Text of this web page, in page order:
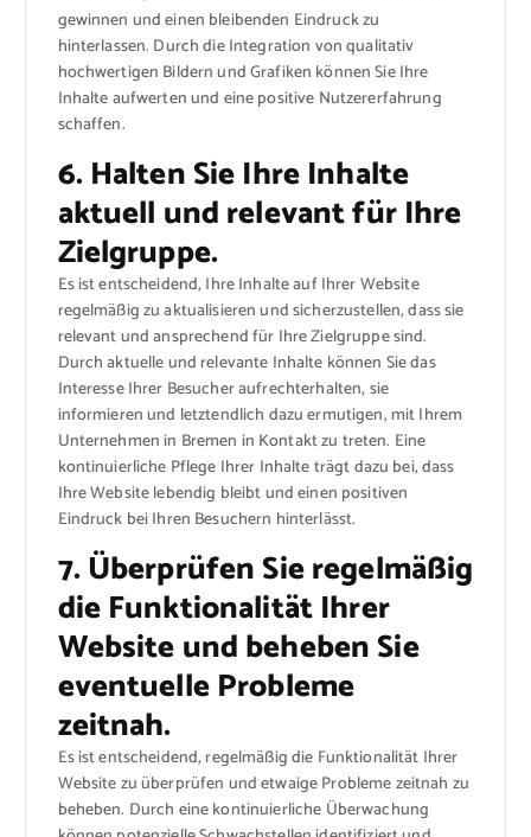
gewinnen und einen bleibenden Eindruck zu
hinterlassen. Durch die Integration von qualitativ
hochwertigen Bildern und Grafiken können Sie Ihre
Inhalte aufwerten und eine positive Nutzererfahrung
schaffen.
6. Halten Sie Ihre Inhalte
aktuell und relevant für Ihre
Zielgruppe.
Es ist entscheidend, Ihre Inhalte auf Ihrer Website
regelmäßig zu aktualisieren und sicherzustellen, dass sie
relevant und ansprechend für Ihre Zielgruppe sind.
Durch aktuelle und relevante Inhalte können Sie das
Interesse Ihrer Besucher aufrechterhalten, sie
informieren und letztendlich dazu ermutigen, mit Ihrem
Unternehmen in Bremen in Kontakt zu treten. Eine
kontinuierliche Pflege Ihrer Inhalte trägt dazu bei, dass
Ihre Website lebendig bleibt und einen positiven
Eindruck bei Ihren Besuchern hinterlässt.
7. Überprüfen Sie regelmäßig
die Funktionalität Ihrer
Website und beheben Sie
eventuelle Probleme
zeitnah.
Es ist entscheidend, regelmäßig die Funktionalität Ihrer
Website zu überprüfen und etwaige Probleme zeitnah zu
beheben. Durch eine kontinuierliche Überwachung